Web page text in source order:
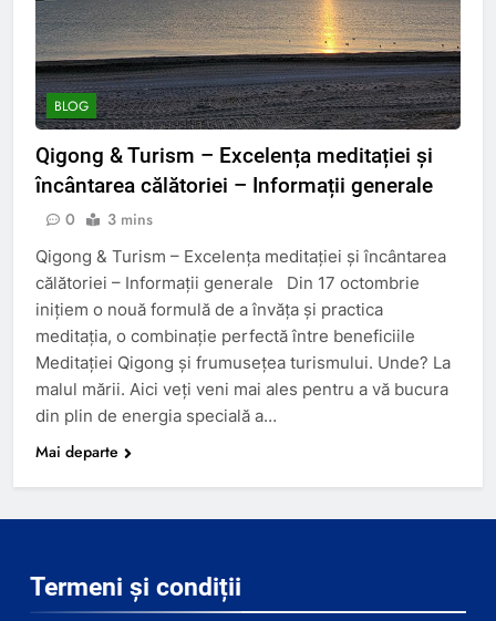
BLOG
Qigong & Turism – Excelența meditației și
încântarea călătoriei – Informații generale
0 3 mins
Qigong & Turism – Excelența meditației și încântarea
călătoriei – Informații generale Din 17 octombrie
inițiem o nouă formulă de a învăța și practica
meditația, o combinație perfectă între beneficiile
Meditației Qigong și frumusețea turismului. Unde? La
malul mării. Aici veți veni mai ales pentru a vă bucura
din plin de energia specială a…
Mai departe
Termeni și condiții